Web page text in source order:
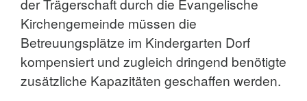
Kirchengemeinde müssen die
Betreuungsplätze im Kindergarten Dorf
kompensiert und zugleich dringend benötigte
zusätzliche Kapazitäten geschaffen werden.